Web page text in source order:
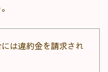
は違約金を請求され